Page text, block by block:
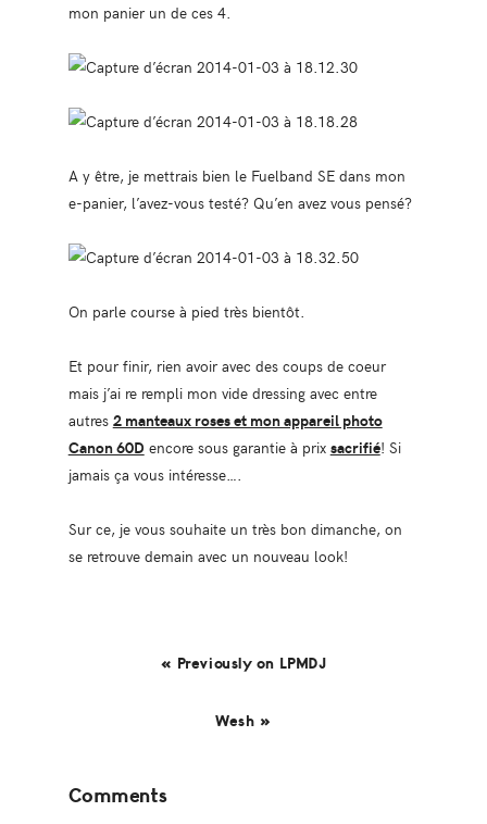
mon panier un de ces 4.
A y être, je mettrais bien le Fuelband SE dans mon
e-panier, l’avez-vous testé? Qu’en avez vous pensé?
On parle course à pied très bientôt.
Et pour finir, rien avoir avec des coups de coeur
mais j’ai re rempli mon vide dressing avec entre
autres 2 manteaux roses et mon appareil photo
Canon 60D encore sous garantie à prix sacrifié! Si
jamais ça vous intéresse….
Sur ce, je vous souhaite un très bon dimanche, on
se retrouve demain avec un nouveau look!
« Previously on LPMDJ
Wesh »
Interactions
Comments